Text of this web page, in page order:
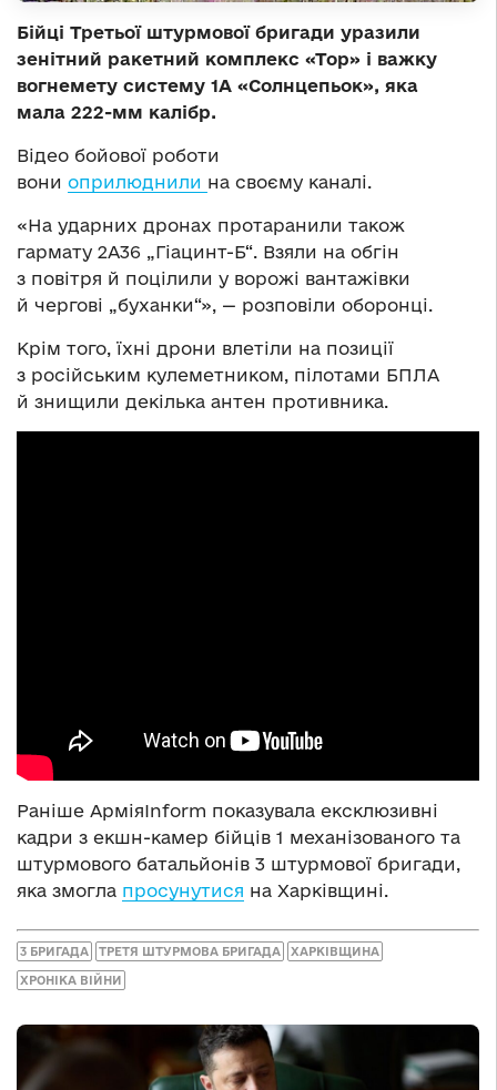
Бійці Третьої штурмової бригади уразили
зенітний ракетний комплекс «Тор» і важку
вогнемету систему 1А «Солнцепьок», яка
мала 222-мм калібр.
Відео бойової роботи
вони оприлюднили на своєму каналі.
«На ударних дронах протаранили також
гармату 2А36 „Гіацинт-Б“. Взяли на обгін
з повітря й поцілили у ворожі вантажівки
й чергові „буханки“», — розповіли оборонці.
Крім того, їхні дрони влетіли на позиції
з російським кулеметником, пілотами БПЛА
й знищили декілька антен противника.
Раніше АрміяInform показувала ексклюзивні
кадри з екшн-камер бійців 1 механізованого та
штурмового батальйонів 3 штурмової бригади,
яка змогла просунутися на Харківщині.
3 БРИГАДА ТРЕТЯ ШТУРМОВА БРИГАДА ХАРКІВЩИНА
ХРОНІКА ВІЙНИ